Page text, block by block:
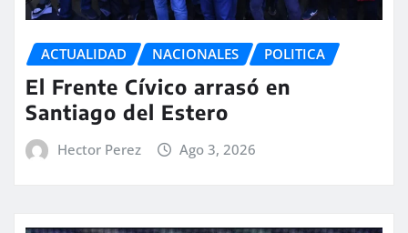
ACTUALIDAD NACIONALES POLITICA
El Frente Cívico arrasó en
Santiago del Estero
Hector Perez Ago 3, 2026